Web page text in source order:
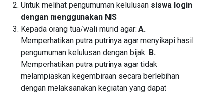
Untuk melihat pengumuman kelulusan siswa login
dengan menggunakan NIS
Kepada orang tua/wali murid agar:A.
Memperhatikan putra putrinya agar menyikapi hasil
pengumuman kelulusan dengan bijak. B.
Memperhatikan putra putrinya agar tidak
melampiaskan kegembiraan secara berlebihan
dengan melaksanakan kegiatan yang dapat